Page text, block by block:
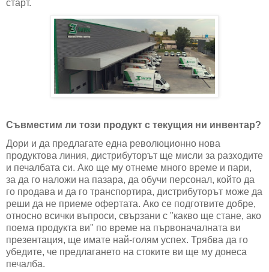
старт.
Съвместим ли този продукт с текущия ни инвентар?
Дори и да предлагате една революционно нова
продуктова линия, дистрибуторът ще мисли за разходите
и печалбата си. Ако ще му отнеме много време и пари,
за да го наложи на пазара, да обучи персонал, който да
го продава и да го транспортира, дистрибуторът може да
реши да не приеме офертата. Ако се подготвите добре,
относно всички въпроси, свързани с "какво ще стане, ако
поема продукта ви" по време на първоначалната ви
презентация, ще имате най-голям успех. Трябва да го
убедите, че предлагането на стоките ви ще му донеса
печалба.